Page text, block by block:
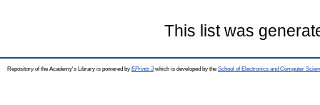
This list was
Repository of the Academy's Library is powered by EPrints 3which is developed by the School of Electronics and Computer